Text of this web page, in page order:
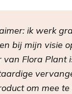
ik werk
bij mijn visie
van Flora Plant
om mee